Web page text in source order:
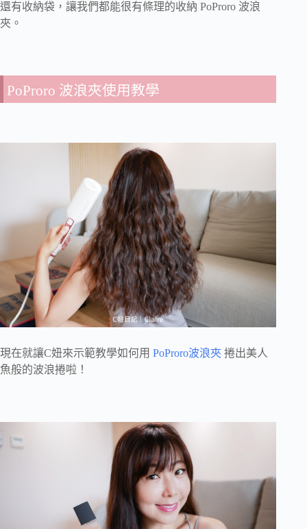
還有收納袋，讓我們都能很有條理的收納 PoProro 波浪
夾。
PoProro 波浪夾使用教學
現在就讓C妞來示範教學如何用 PoProro波浪夾 捲出美人
魚般的波浪捲啦！